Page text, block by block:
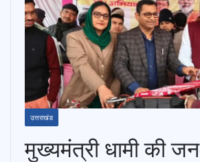
उत्तराखंड
मुख्यमंत्री धामी की